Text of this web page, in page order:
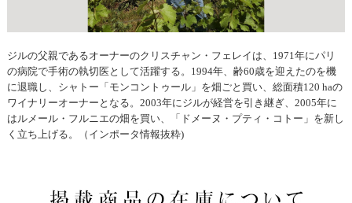
ジルの父親であるオーナーのクリスチャン・フェレイは、1971年にパリ
の病院で手術の執切医として活躍する。1994年、齢60歳を迎えたのを機
に退職し、シャトー「モンコントゥール」を畑ごと買い、総面積120 haの
ワイナリーオーナーとなる。2003年にジルが経営を引き継ぎ、2005年に
はルメール・フルニエの畑を買い、「ドメーヌ・プティ・コトー」を新し
く立ち上げる。（インポータ情報抜粋)